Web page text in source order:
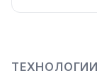
ТЕХНОЛОГИИ